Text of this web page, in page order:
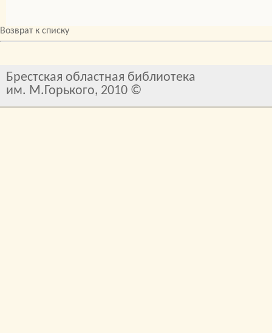
Возврат к списку
Брестская областная библиотека
им. М.Горького, 2010 ©